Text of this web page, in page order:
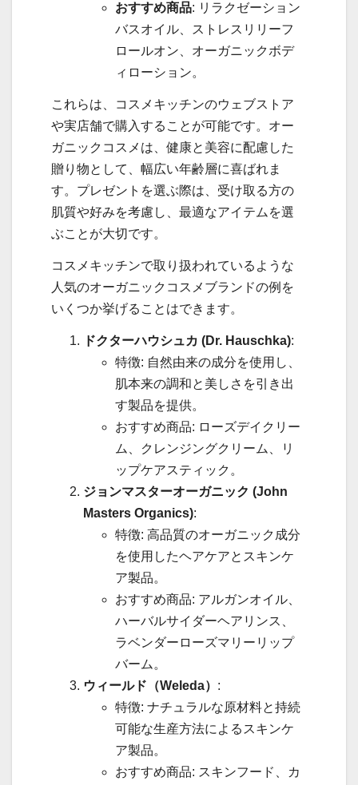
おすすめ商品: リラクゼーション
バスオイル、ストレスリリーフ
ロールオン、オーガニックボデ
ィローション。
これらは、コスメキッチンのウェブストア
や実店舗で購入することが可能です。オー
ガニックコスメは、健康と美容に配慮した
贈り物として、幅広い年齢層に喜ばれま
す。プレゼントを選ぶ際は、受け取る方の
肌質や好みを考慮し、最適なアイテムを選
ぶことが大切です。
コスメキッチンで取り扱われているような
人気のオーガニックコスメブランドの例を
いくつか挙げることはできます。
ドクターハウシュカ (Dr. Hauschka):
特徴: 自然由来の成分を使用し、
肌本来の調和と美しさを引き出
す製品を提供。
おすすめ商品: ローズデイクリー
ム、クレンジングクリーム、リ
ップケアスティック。
ジョンマスターオーガニック (John
Masters Organics):
特徴: 高品質のオーガニック成分
を使用したヘアケアとスキンケ
ア製品。
おすすめ商品: アルガンオイル、
ハーバルサイダーヘアリンス、
ラベンダーローズマリーリップ
バーム。
ウィールド（Weleda） :
特徴: ナチュラルな原材料と持続
可能な生産方法によるスキンケ
ア製品。
おすすめ商品: スキンフード、カ